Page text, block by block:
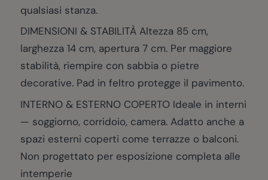
qualsiasi stanza.
DIMENSIONI & STABILITÀ Altezza 85 cm,
larghezza 14 cm, apertura 7 cm. Per maggiore
stabilità, riempire con sabbia o pietre
decorative. Pad in feltro protegge il pavimento.
INTERNO & ESTERNO COPERTO Ideale in interni
— soggiorno, corridoio, camera. Adatto anche a
spazi esterni coperti come terrazze o balconi.
Non progettato per esposizione completa alle
intemperie